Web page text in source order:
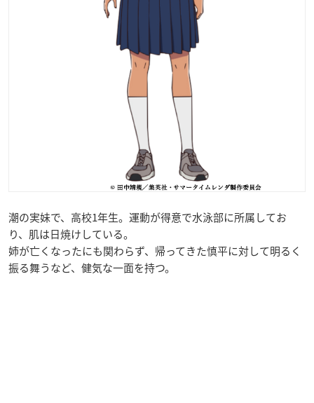
潮の実妹で、高校1年生。運動が得意で水泳部に所属してお
り、肌は日焼けしている。
姉が亡くなったにも関わらず、帰ってきた慎平に対して明るく
振る舞うなど、健気な一面を持つ。